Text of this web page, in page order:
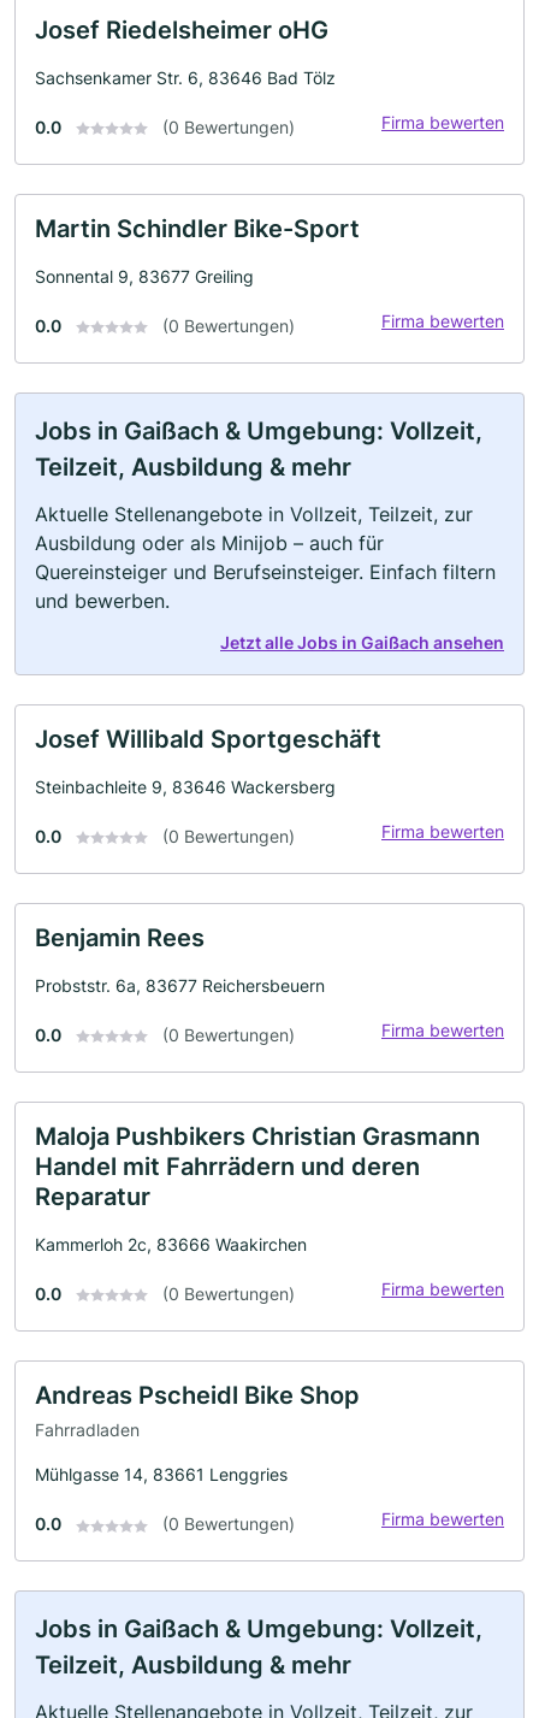
Josef Riedelsheimer oHG
Sachsenkamer Str. 6, 83646 Bad Tölz
0.0 (0 Bewertungen) Firma bewerten
Martin Schindler Bike-Sport
Sonnental 9, 83677 Greiling
0.0 (0 Bewertungen) Firma bewerten
Jobs in Gaißach & Umgebung: Vollzeit,
Teilzeit, Ausbildung & mehr
Aktuelle Stellenangebote in Vollzeit, Teilzeit, zur
Ausbildung oder als Minijob – auch für
Quereinsteiger und Berufseinsteiger. Einfach filtern
und bewerben.
Jetzt alle Jobs in Gaißach ansehen
Josef Willibald Sportgeschäft
Steinbachleite 9, 83646 Wackersberg
0.0 (0 Bewertungen) Firma bewerten
Benjamin Rees
Probststr. 6a, 83677 Reichersbeuern
0.0 (0 Bewertungen) Firma bewerten
Maloja Pushbikers Christian Grasmann
Handel mit Fahrrädern und deren
Reparatur
Kammerloh 2c, 83666 Waakirchen
0.0 (0 Bewertungen) Firma bewerten
Andreas Pscheidl Bike Shop
Fahrradladen
Mühlgasse 14, 83661 Lenggries
0.0 (0 Bewertungen) Firma bewerten
Jobs in Gaißach & Umgebung: Vollzeit,
Teilzeit, Ausbildung & mehr
Aktuelle Stellenangebote in Vollzeit, Teilzeit, zur